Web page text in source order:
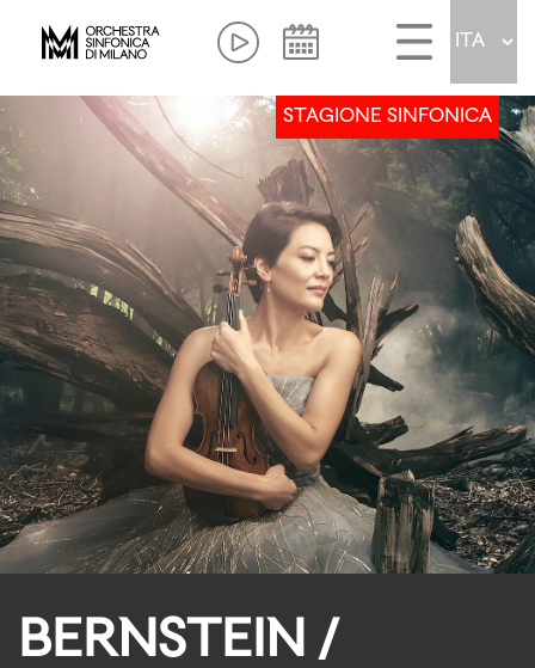
STAGIONE SINFONICA
BERNSTEIN /